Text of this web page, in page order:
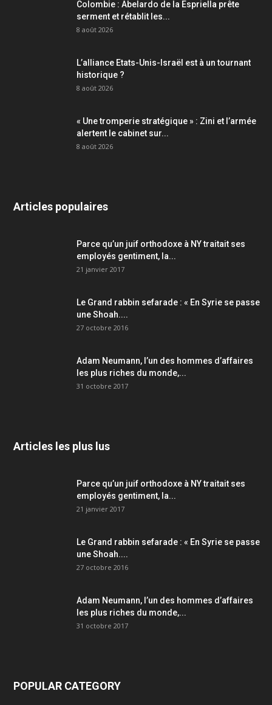
Colombie : Abelardo de la Espriella prête
serment et rétablit les...
8 août 2026
L’alliance Etats-Unis-Israël est à un tournant
historique ?
8 août 2026
« Une tromperie stratégique » : Zini et l’armée
alertent le cabinet sur...
8 août 2026
Articles populaires
Parce qu’un juif orthodoxe à NY traitait ses
employés gentiment, la...
21 janvier 2017
Le Grand rabbin sefarade : « En Syrie se passe
une Shoah....
27 octobre 2016
Adam Neumann, l’un des hommes d’affaires
les plus riches du monde,...
31 octobre 2017
Articles les plus lus
Parce qu’un juif orthodoxe à NY traitait ses
employés gentiment, la...
21 janvier 2017
Le Grand rabbin sefarade : « En Syrie se passe
une Shoah....
27 octobre 2016
Adam Neumann, l’un des hommes d’affaires
les plus riches du monde,...
31 octobre 2017
POPULAR CATEGORY